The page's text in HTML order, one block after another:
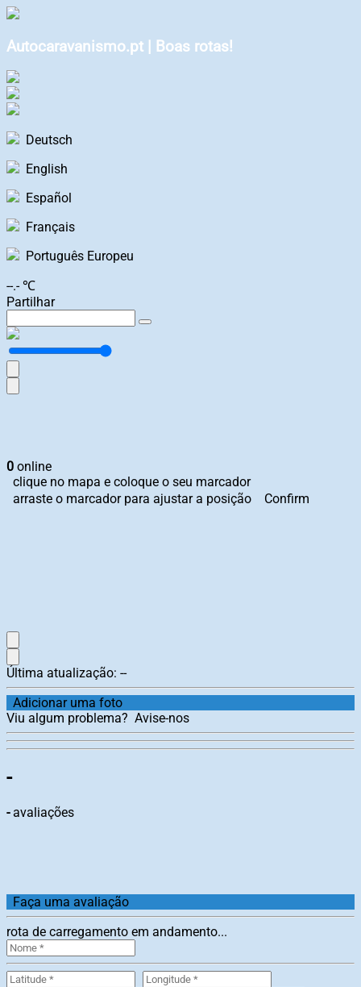
Autocaravanismo.pt | Boas rotas!
Deutsch
English
Español
Français
Português Europeu
--.- ℃
Partilhar
0 online
clique no mapa e coloque o seu marcador
arraste o marcador para ajustar a posição
Confirm
Última atualização: --
Adicionar uma foto
Viu algum problema? Avise-nos
-
-avaliações
Faça uma avaliação
rota de carregamento em andamento...